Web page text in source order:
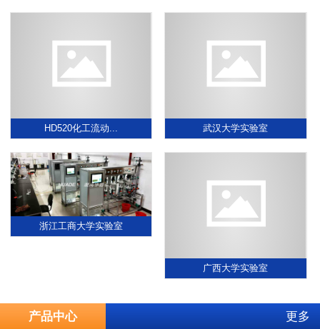
并参与仪器保养。
HD520化工流动... 武汉大学实验室
浙江工商大学实验室
广西大学实验室
产品中心 更多